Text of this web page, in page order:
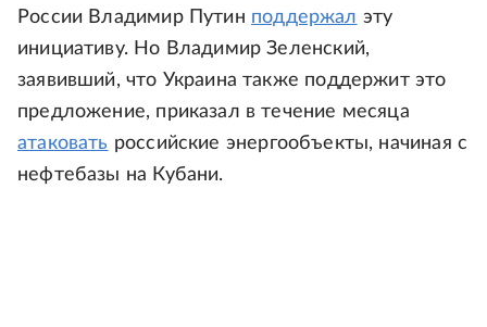
России Владимир Путин поддержал эту
инициативу. Но Владимир Зеленский,
заявивший, что Украина также поддержит это
предложение, приказал в течение месяца
атаковать российские энергообъекты, начиная с
нефтебазы на Кубани.